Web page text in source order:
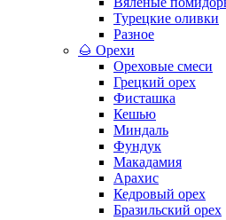
Турецкие оливки
Разное
🌰 Орехи
Ореховые смеси
Грецкий орех
Фисташка
Кешью
Миндаль
Фундук
Макадамия
Арахис
Кедровый орех
Бразильский орех